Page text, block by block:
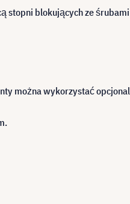
stopni blokujących ze
można wykorzystać